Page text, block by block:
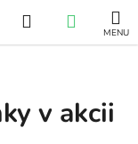
Hľadať
KOŠÍK
v akcii